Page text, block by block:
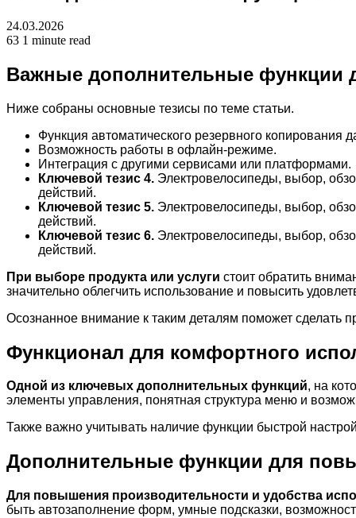
24.03.2026
63 1 minute read
Важные дополнительные функции
Ниже собраны основные тезисы по теме статьи.
Функция автоматического резервного копирования
Возможность работы в офлайн-режиме.
Интеграция с другими сервисами или платформами.
Ключевой тезис 4. Электровелосипеды, выбор,
действий.
Ключевой тезис 5. Электровелосипеды, выбор,
действий.
Ключевой тезис 6. Электровелосипеды, выбор,
действий.
При выборе продукта или услуги стоит обратить
значительно облегчить использование и повысить
Осознанное внимание к таким деталям поможет сделать
Функционал для комфортного
Одной из ключевых дополнительных функций, на
элементы управления, понятная структура меню и
Также важно учитывать наличие функции быстрой
Дополнительные функции для
Для повышения производительности и удобства
быть автозаполнение форм, умные подсказки,